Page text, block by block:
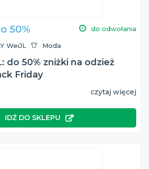
50% do odwołania
WeiJL Moda
do 50% zniżki na odzież
Friday
czytaj więcej
IDŹ DO SKLEPU